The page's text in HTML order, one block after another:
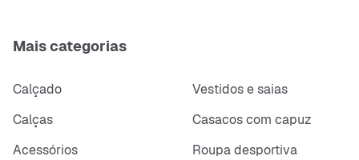
Mais categorias
Calçado
Vestidos e saias
Calças
Casacos com capuz
Acessórios
Roupa desportiva